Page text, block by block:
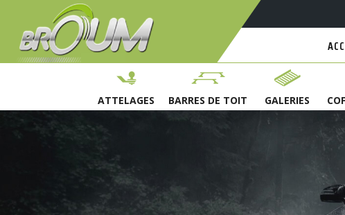
ATTELAGES BARRES DE TOIT GALERIES